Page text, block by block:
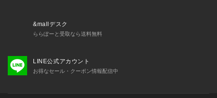
&mallデスク
ららぽーと受取なら送料無料
LINE公式アカウント
お得なセール・クーポン情報配信中